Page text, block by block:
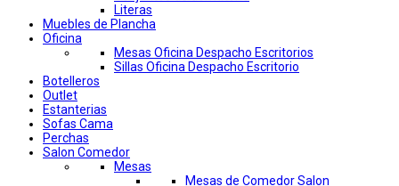
Literas
Muebles de Plancha
Oficina
Mesas Oficina Despacho Escritorios
Sillas Oficina Despacho Escritorio
Botelleros
Outlet
Estanterias
Sofas Cama
Perchas
Salon Comedor
Mesas
Mesas de Comedor Salon